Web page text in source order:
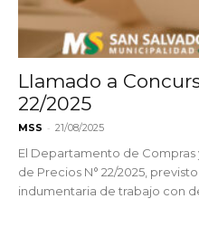
Llamado a
22/2025
MSS - 21/08/2025
El Departamento de Compras
de Precios N° 22/2025,
indumentaria de trabajo con